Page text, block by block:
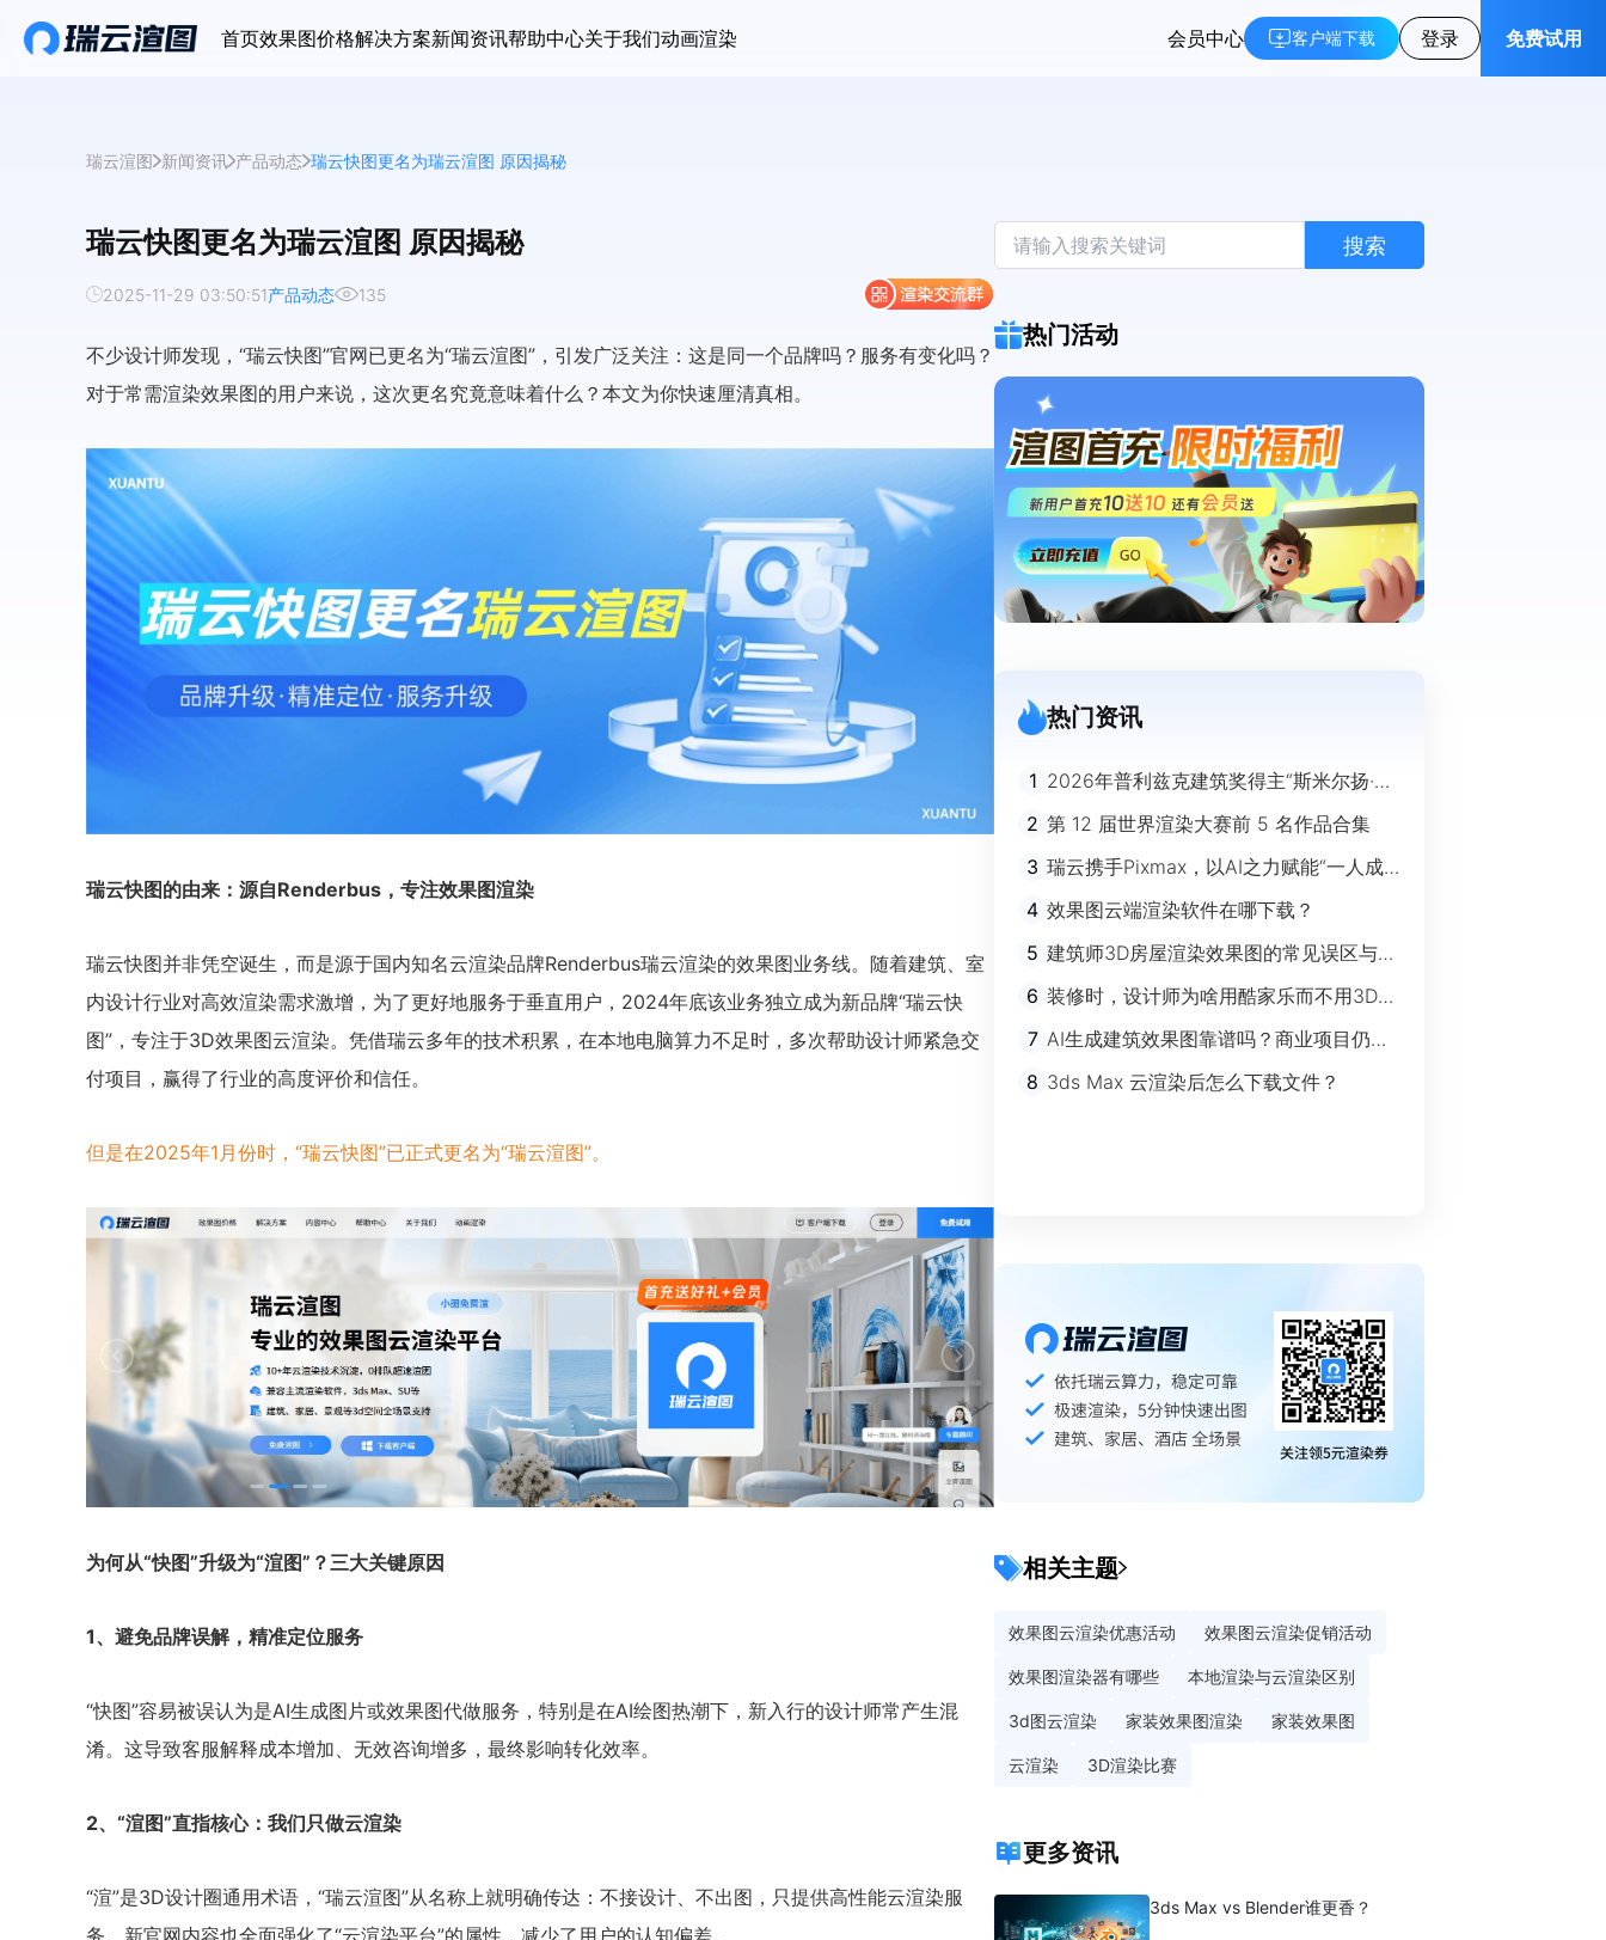
首页效果图价格解决方案新闻资讯帮助中心关于我们动画渲染 会员中心 客户端下载 登录 免费试用
瑞云渲图 新闻资讯 产品动态 瑞云快图更名为瑞云渲图 原因揭秘
瑞云快图更名为瑞云渲图 原因揭秘
2025-11-29 03:50:51产品动态 135
不少设计师发现，“瑞云快图”官网已更名为“瑞云渲图”，引发广泛关注：这是同一个品牌吗？服务有变化吗？
对于常需渲染效果图的用户来说，这次更名究竟意味着什么？本文为你快速厘清真相。
瑞云快图的由来：源自Renderbus，专注效果图渲染
瑞云快图并非凭空诞生，而是源于国内知名云渲染品牌Renderbus瑞云渲染的效果图业务线。随着建筑、室
内设计行业对高效渲染需求激增，为了更好地服务于垂直用户，2024年底该业务独立成为新品牌“瑞云快
图”，专注于3D效果图云渲染。凭借瑞云多年的技术积累，在本地电脑算力不足时，多次帮助设计师紧急交
付项目，赢得了行业的高度评价和信任。
但是在2025年1月份时，“瑞云快图”已正式更名为“瑞云渲图”。
为何从“快图”升级为“渲图”？三大关键原因
1、避免品牌误解，精准定位服务
“快图”容易被误认为是AI生成图片或效果图代做服务，特别是在AI绘图热潮下，新入行的设计师常产生混
淆。这导致客服解释成本增加、无效咨询增多，最终影响转化效率。
2、“渲图”直指核心：我们只做云渲染
“渲”是3D设计圈通用术语，“瑞云渲图”从名称上就明确传达：不接设计、不出图，只提供高性能云渲染服
搜索
热门活动
热门资讯
1 2026年普利兹克建筑奖得主“斯米尔扬·拉
迪奇”经典作品欣赏
2 第 12 届世界渲染大赛前 5 名作品合集
3 瑞云携手Pixmax，以AI之力赋能“一人成
4 效果图云端渲染软件在哪下载？
5 建筑师3D房屋渲染效果图的常见误区与规
避指南
6 装修时，设计师为啥用酷家乐而不用3Ds
max？
7 AI生成建筑效果图靠谱吗？商业项目仍离
不开传统渲染
8 3ds Max 云渲染后怎么下载文件？
相关主题
效果图云渲染优惠活动 效果图云渲染促销活动
效果图渲染器有哪些 本地渲染与云渲染区别
3d图云渲染 家装效果图渲染 家装效果图
云渲染 3D渲染比赛
更多资讯
3ds Max vs Blender谁更香？